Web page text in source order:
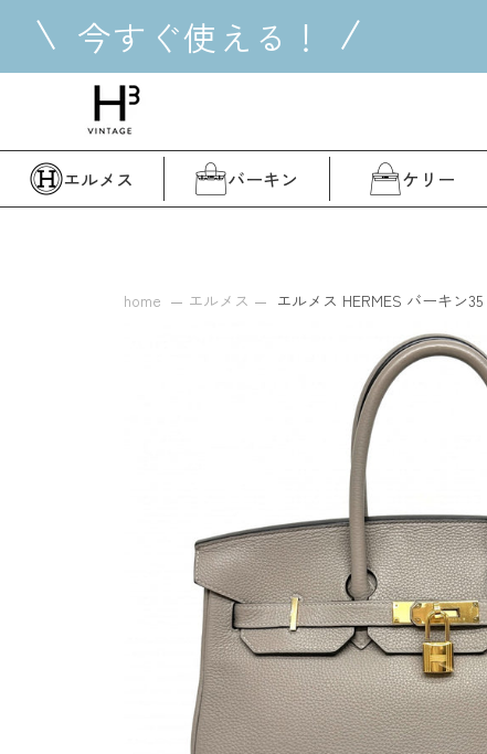
ッ
今すぐ使える！
エルメス バーキン ケリー
home エルメス エルメス HERMES バーキン